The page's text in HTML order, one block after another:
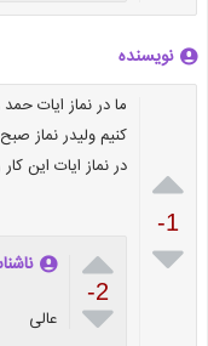
نویسنده

-1

ما در نماز ایات
کنیم ولیدر نماز
در نماز ایات این

-2
 عالی